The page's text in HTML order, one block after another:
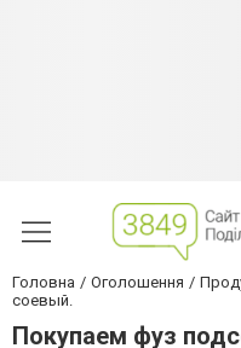
Головна Оголошення
соевый.
Покупаем фуз